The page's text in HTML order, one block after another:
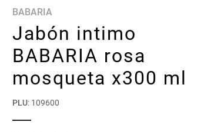
BABARIA
Jabón intimo
BABARIA rosa
mosqueta x300 ml
PLU: 109600